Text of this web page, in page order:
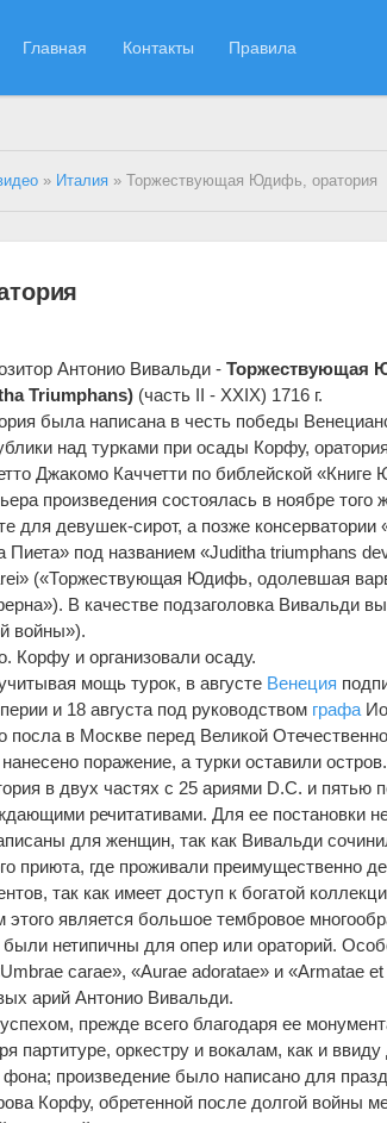
Главная Контакты Правила
» Италия » Торжествующая Юдифь, оратория
Антонио Вивальди -Торжествующая
Triumphans) (часть II - XXIX) 1716 г.
была написана в честь победы
над турками при осады Корфу,
Джакомо Каччетти по библейской «Книге
произведения состоялась в ноябре того
для девушек-сирот, а позже консерватории
Пиета» под названием «Juditha triumphans
(«Торжествующая Юдифь, одолевшая
В качестве подзаголовка Вивальди
войны»).
Корфу и организовали осаду.
мощь турок, в августе Венеция
и 18 августа под руководством графа
в Москве перед Великой
поражение, а турки оставили остров.
в двух частях с 25 ариями D.C. и пятью
речитативами. Для ее постановки
для женщин, так как Вивальди
приюта, где проживали преимущественно
так как имеет доступ к богатой
является большое тембровое
нетипичны для опер или ораторий.
carae», «Аurae adoratae» и «Armatae
арий Антонио Вивальди.
прежде всего благодаря ее
партитуре, оркестру и вокалам, как и
фона; произведение было написано для
Корфу, обретенной после долгой войны